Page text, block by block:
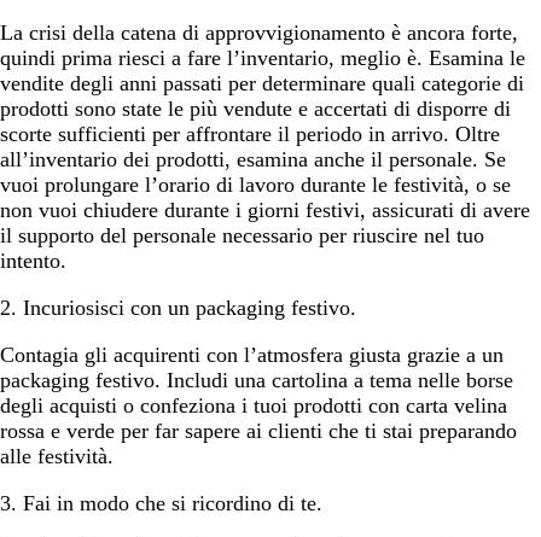
La crisi della catena di approvvigionamento è ancora forte,
quindi prima riesci a fare l’inventario, meglio è. Esamina le
vendite degli anni passati per determinare quali categorie di
prodotti sono state le più vendute e accertati di disporre di
scorte sufficienti per affrontare il periodo in arrivo. Oltre
all’inventario dei prodotti, esamina anche il personale. Se
vuoi prolungare l’orario di lavoro durante le festività, o se
non vuoi chiudere durante i giorni festivi, assicurati di avere
il supporto del personale necessario per riuscire nel tuo
intento.
2. Incuriosisci con un packaging festivo.
Contagia gli acquirenti con l’atmosfera giusta grazie a un
packaging festivo. Includi una cartolina a tema nelle borse
degli acquisti o confeziona i tuoi prodotti con carta velina
rossa e verde per far sapere ai clienti che ti stai preparando
alle festività.
3. Fai in modo che si ricordino di te.